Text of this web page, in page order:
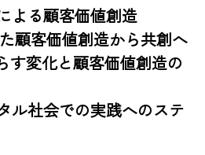
よる顧客価値創造
顧客価値創造から共創へ
す変化と顧客価値創造の
ル社会での実践へのステ